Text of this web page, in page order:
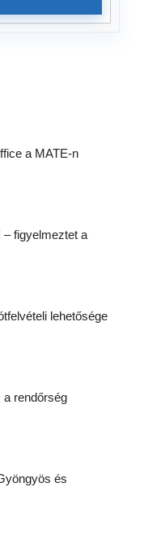
a MATE-n
– figyelmeztet a
lehetősége
rendőrség
és